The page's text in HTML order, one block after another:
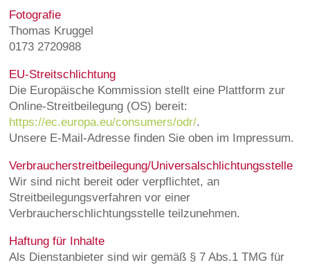
Fotografie
Thomas Kruggel
0173 2720988
EU-Streitschlichtung
Die Europäische Kommission stellt eine Plattform zur
Online-Streitbeilegung (OS) bereit:
https://ec.europa.eu/consumers/odr/.
Unsere E‑Mail-Adresse finden Sie oben im Impressum.
Verbraucherstreitbeilegung/Universalschlichtungsstelle
Wir sind nicht bereit oder verpflichtet, an
Streitbeilegungsverfahren vor einer
Verbraucherschlichtungsstelle teilzunehmen.
Haftung für Inhalte
Als Dienstanbieter sind wir gemäß § 7 Abs.1 TMG für